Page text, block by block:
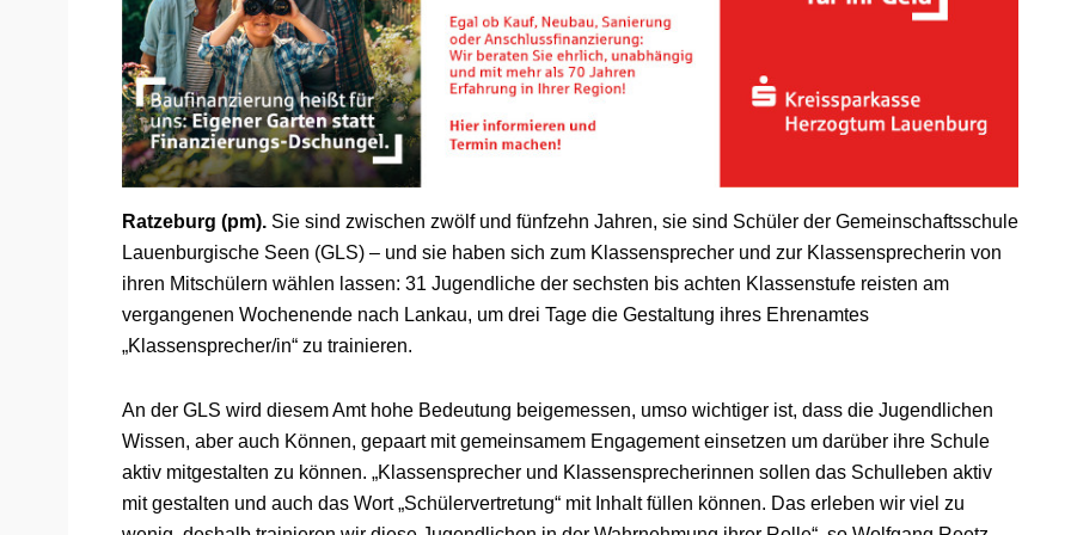
Ratzeburg (pm). Sie sind zwischen zwölf und fünfzehn Jahren, sie sind Schüler der Gemeinschaftsschule
Lauenburgische Seen (GLS) – und sie haben sich zum Klassensprecher und zur Klassensprecherin von
ihren Mitschülern wählen lassen: 31 Jugendliche der sechsten bis achten Klassenstufe reisten am
vergangenen Wochenende nach Lankau, um drei Tage die Gestaltung ihres Ehrenamtes
„Klassensprecher/in“ zu trainieren.
An der GLS wird diesem Amt hohe Bedeutung beigemessen, umso wichtiger ist, dass die Jugendlichen
Wissen, aber auch Können, gepaart mit gemeinsamem Engagement einsetzen um darüber ihre Schule
aktiv mitgestalten zu können. „Klassensprecher und Klassensprecherinnen sollen das Schulleben aktiv
mit gestalten und auch das Wort „Schülervertretung“ mit Inhalt füllen können. Das erleben wir viel zu